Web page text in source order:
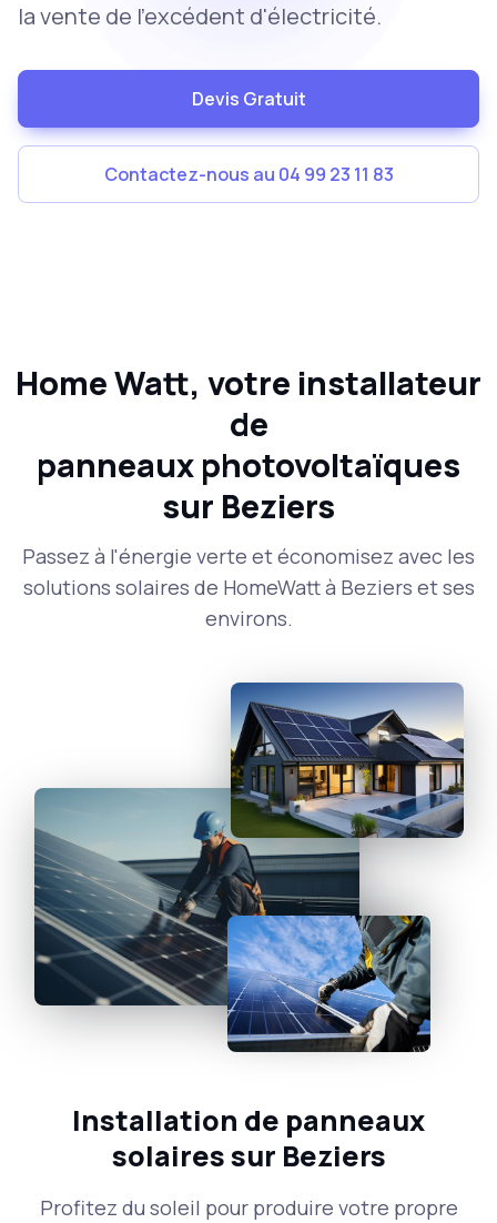
la vente de l'excédent d'électricité.
Devis Gratuit
Contactez-nous au 04 99 23 11 83
Home Watt, votre installateur
de
panneaux photovoltaïques
sur Beziers
Passez à l'énergie verte et économisez avec les
solutions solaires de HomeWatt à Beziers et ses
environs.
Installation de panneaux
solaires sur Beziers
Profitez du soleil pour produire votre propre